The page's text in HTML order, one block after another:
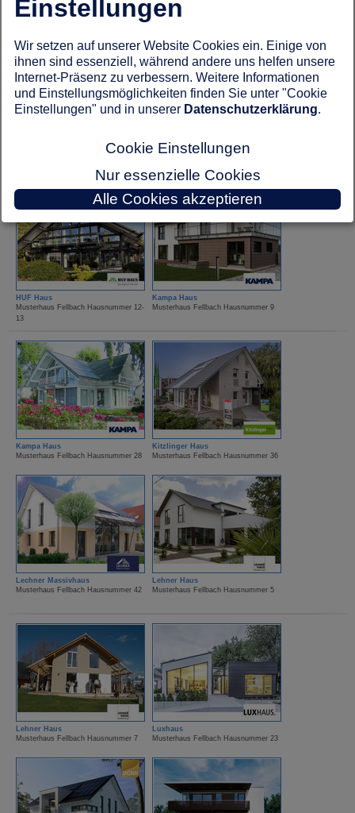
Gussek Haus
Musterhaus Fellbach Hausnummer 61
Haas Haus
Musterhaus Fellbach Hausnummer 26
Musterhaus Fellbach Hausnummer 30
HUF Haus
Musterhaus Fellbach Hausnummer 12-
13
Kampa Haus
Musterhaus Fellbach Hausnummer 9
Kampa Haus
Musterhaus Fellbach Hausnummer 28
Kitzlinger Haus
Musterhaus Fellbach Hausnummer 36
Lechner Massivhaus
Musterhaus Fellbach Hausnummer 42
Lehner Haus
Musterhaus Fellbach Hausnummer 5
Lehner Haus
Musterhaus Fellbach Hausnummer 7
Luxhaus
Musterhaus Fellbach Hausnummer 23
Einstellungen
Wir setzen auf unserer Website Cookies ein. Einige von
ihnen sind essenziell, während andere uns helfen unsere
Internet-Präsenz zu verbessern. Weitere Informationen
und Einstellungsmöglichkeiten finden Sie unter "Cookie
Einstellungen" und in unserer Datenschutzerklärung.
Cookie Einstellungen
Nur essenzielle Cookies
Alle Cookies akzeptieren